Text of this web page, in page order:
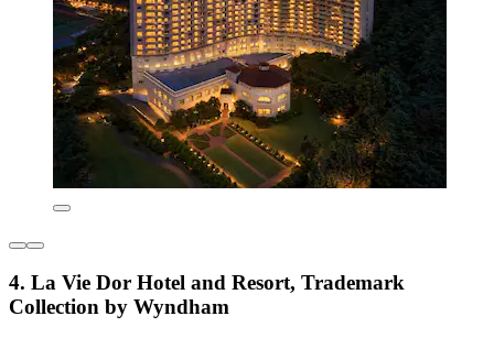
4. La Vie Dor Hotel and Resort, Trademark
Collection by Wyndham